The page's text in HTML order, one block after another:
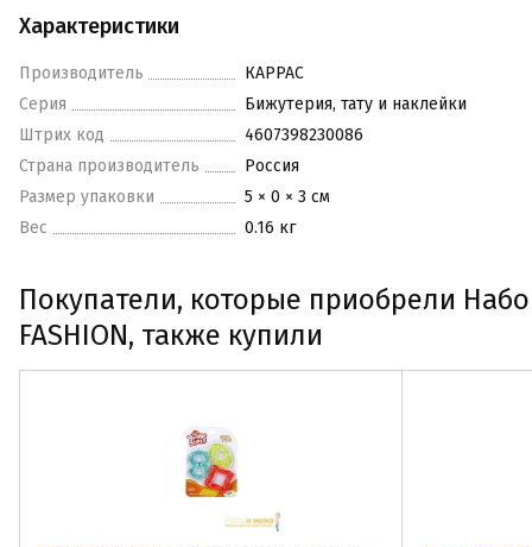
Характеристики
Производитель
КАРРАС
Серия
Бижутерия, тату и наклейки
Штрих код
4607398230086
Страна производитель
Россия
Размер упаковки
5 × 0 × 3 см
Вес
0.16 кг
Покупатели, которые приобрели
FASHION, также купили